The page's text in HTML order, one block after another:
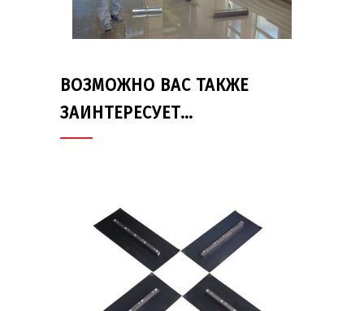
ВОЗМОЖНО ВАС ТАКЖЕ
ЗАИНТЕРЕСУЕТ…